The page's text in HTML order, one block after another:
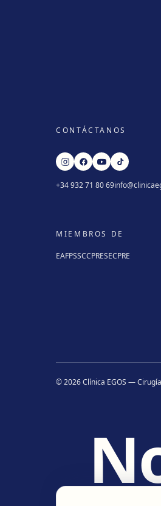
CONTÁCTANOS
+34 932 71 80 69
MIEMBROS DE
EAFPSSCCPRESECPRE
©2026Clínica EGOS —